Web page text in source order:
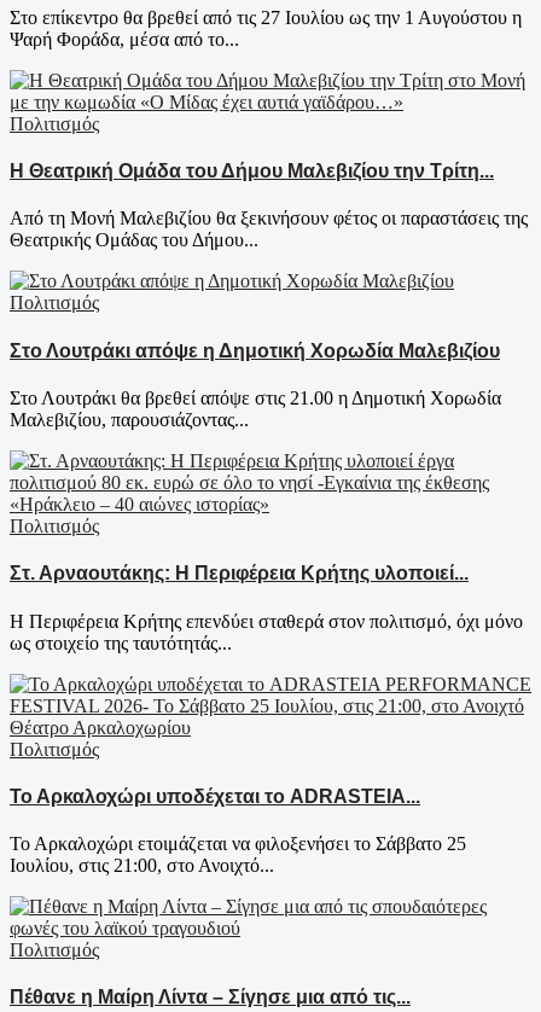
Στο επίκεντρο θα βρεθεί από τις 27 Ιουλίου ως την 1 Αυγούστου η
Ψαρή Φοράδα, μέσα από το...
Πολιτισμός
Η Θεατρική Ομάδα του Δήμου Μαλεβιζίου την Τρίτη...
Από τη Μονή Μαλεβιζίου θα ξεκινήσουν φέτος οι παραστάσεις της
Θεατρικής Ομάδας του Δήμου...
Πολιτισμός
Στο Λουτράκι απόψε η Δημοτική Χορωδία Μαλεβιζίου
Στο Λουτράκι θα βρεθεί απόψε στις 21.00 η Δημοτική Χορωδία
Μαλεβιζίου, παρουσιάζοντας...
Πολιτισμός
Στ. Αρναουτάκης: Η Περιφέρεια Κρήτης υλοποιεί...
Η Περιφέρεια Κρήτης επενδύει σταθερά στον πολιτισμό, όχι μόνο
ως στοιχείο της ταυτότητάς...
Πολιτισμός
Το Αρκαλοχώρι υποδέχεται το ADRASTEIA...
Το Αρκαλοχώρι ετοιμάζεται να φιλοξενήσει το Σάββατο 25
Ιουλίου, στις 21:00, στο Ανοιχτό...
Πολιτισμός
Πέθανε η Μαίρη Λίντα – Σίγησε μια από τις...